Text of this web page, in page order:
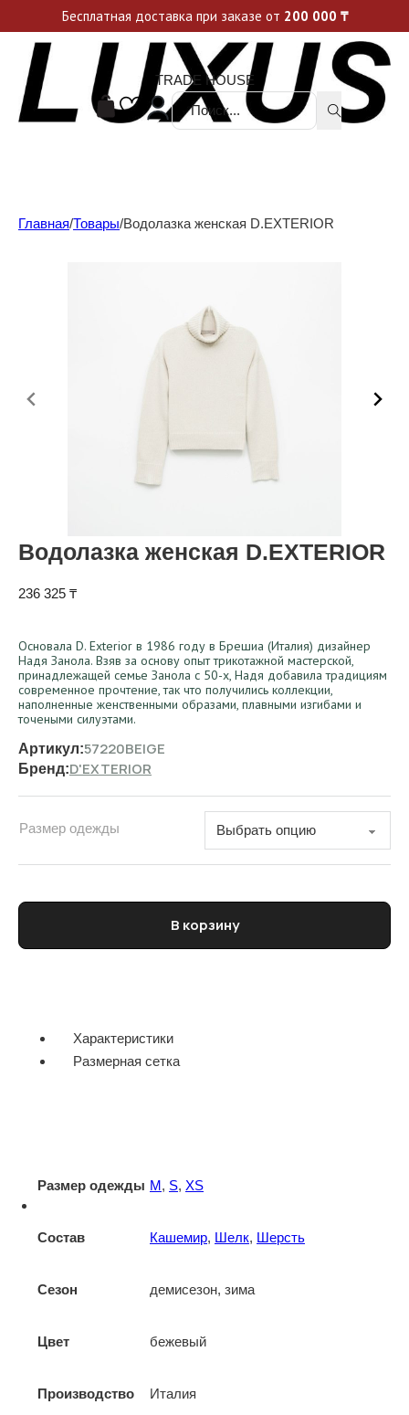
Уникальные акции и спецпредложения каждую неделю, не пропусти свой шанс
TRADE HOUSE
Поиск ...
Главная/Товары/Водолазка женская D.EXTERIOR
Водолазка женская D.EXTERIOR
236 325 ₸
Основала D. Exterior в 1986 году в Брешиа (Италия) дизайнер
Надя Занола. Взяв за основу опыт трикотажной мастерской,
принадлежащей семье Занола с 50-х, Надя добавила традициям
современное прочтение, так что получились коллекции,
наполненные женственными образами, плавными изгибами и
точеными силуэтами.
Артикул:57220BEIGE
Бренд:D'EXTERIOR
Размер одежды
Количество товара Водолазка женская D.EXTERIOR
В корзину
Характеристики
Размерная сетка
Размер одежды M, S, XS
Состав Кашемир, Шелк, Шерсть
Сезон демисезон, зима
Цвет бежевый
Производство Италия
Бесплатная доставка при заказе от 200 000 ₸